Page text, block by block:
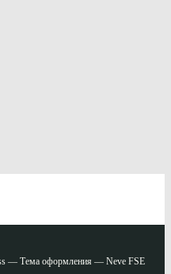
— Тема оформления — Neve FSE